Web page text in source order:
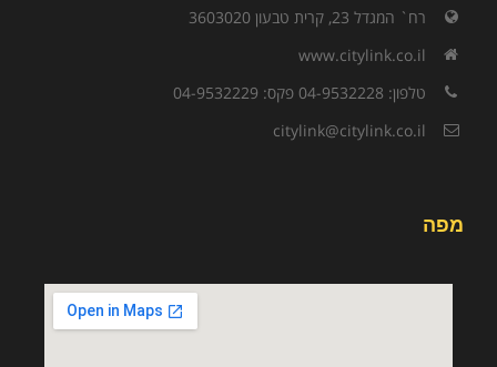
רח` המגדל 23, קרית טבעון 3603020
www.citylink.co.il
טלפון: 04-9532228 פקס: 04-9532229
citylink@citylink.co.il
מפה